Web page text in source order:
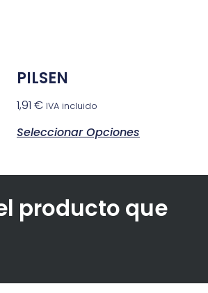
PILSEN
1,91 € IVA incluido
Seleccionar Opciones
producto que